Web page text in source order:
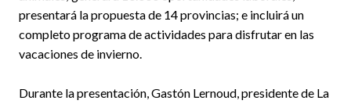
presentará la propuesta de 14 provincias; e incluirá un
completo programa de actividades para disfrutar en las
vacaciones de invierno.
Durante la presentación, Gastón Lernoud, presidente de La